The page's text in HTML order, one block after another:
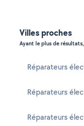
Villes proches
Ayant le plus de
Réparateurs
Réparateurs
Réparateurs